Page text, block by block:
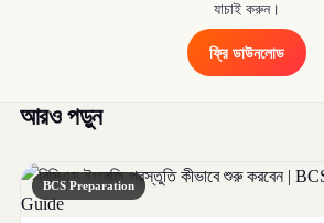
যাচাই করুন।
ফ্রি ডাউনলোড
আরও পড়ুন
BCS Preparation